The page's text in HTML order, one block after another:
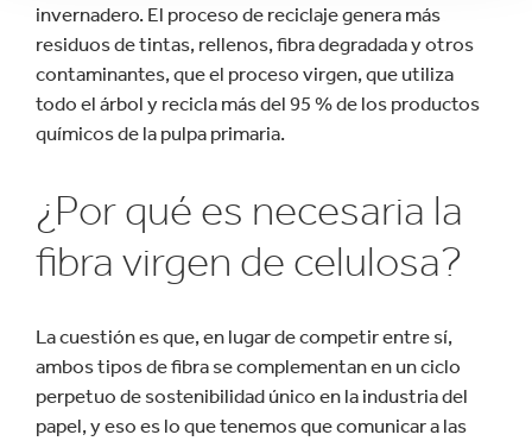
invernadero. El proceso de reciclaje genera más
residuos de tintas, rellenos, fibra degradada y otros
contaminantes, que el proceso virgen, que utiliza
todo el árbol y recicla más del 95 % de los productos
químicos de la pulpa primaria.
¿Por qué es necesaria la
fibra virgen de celulosa?
La cuestión es que, en lugar de competir entre sí,
ambos tipos de fibra se complementan en un ciclo
perpetuo de sostenibilidad único en la industria del
papel, y eso es lo que tenemos que comunicar a las